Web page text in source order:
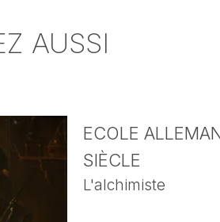
AUSSI
ECOLE
SIÈCLE
L'alchimiste